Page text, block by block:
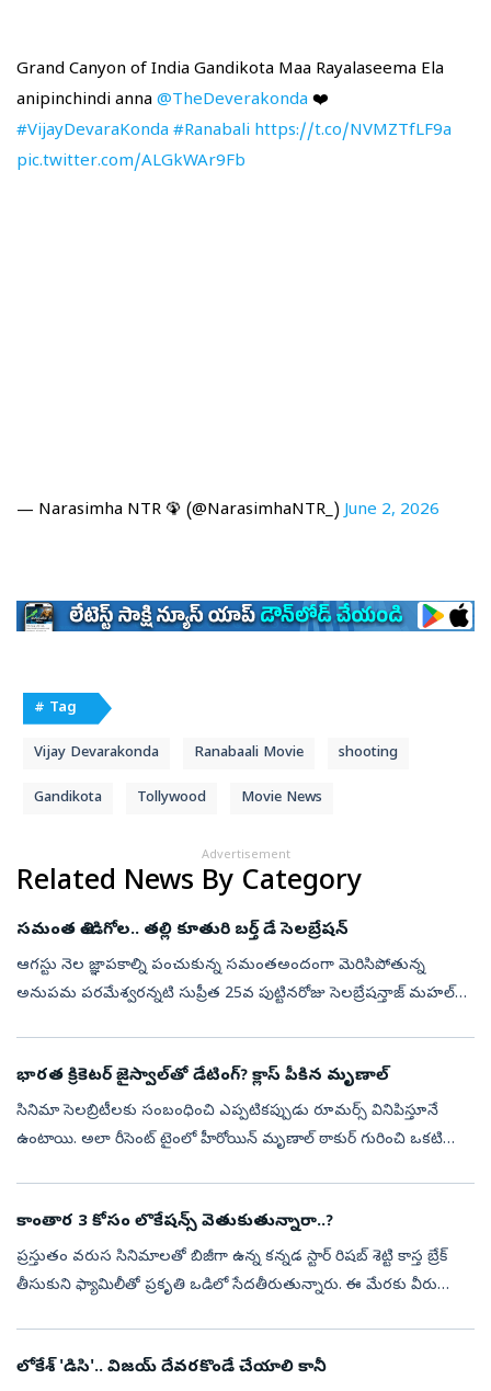
Grand Canyon of India Gandikota Maa Rayalaseema Ela
anipinchindi anna @TheDeverakonda ❤️
#VijayDevaraKonda #Ranabali https://t.co/NVMZTfLF9a
pic.twitter.com/ALGkWAr9Fb
— Narasimha NTR 🦚 (@NarasimhaNTR_)June 2, 2026
# Tag
Vijay Devarakonda Ranabaali Movie shooting
Gandikota Tollywood Movie News
Advertisement
Related News By Category
సమంత తిండిగోల.. తల్లి కూతురి బర్త్ డే సెలబ్రేషన్
ఆగస్టు నెల జ్ఞాపకాల్ని పంచుకున్న సమంతఅందంగా మెరిసిపోతున్న
అనుపమ పరమేశ్వరన్నటి సుప్రీత 25వ పుట్టినరోజు సెలబ్రేషన్తాజ్ మహల్
భారత క్రికెటర్ జైస్వాల్‌తో డేటింగ్? క్లాస్ పీకిన మృణాల్
సినిమా సెలబ్రిటీలకు సంబంధించి ఎప్పటికప్పుడు రూమర్స్ వినిపిస్తూనే
ఉంటాయి. అలా రీసెంట్ టైంలో హీరోయిన్ మృణాల్ ఠాకుర్ గురించి ఒకటి
కాంతార 3 కోసం లొకేషన్స్‌ వెతుకుతున్నారా..?
ప్రస్తుతం వరుస సినిమాలతో బిజీగా ఉన్న కన్నడ స్టార్‌ రిషబ్ శెట్టి కాస్త బ్రేక్‌
తీసుకుని ఫ్యామిలీతో ప్రకృతి ఒడిలో సేదతీరుతున్నారు. ఈ మేరకు వీరు
లోకేశ్ 'డిసి'.. విజయ్ దేవరకొండే చేయాలి కానీ